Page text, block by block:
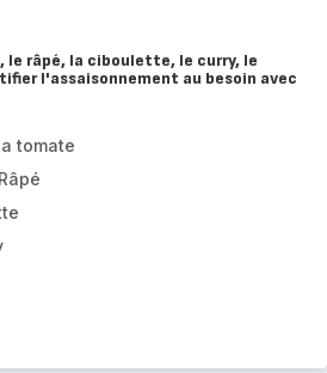
râpé, la ciboulette, le curry, le
l'assaisonnement au besoin avec
tomate